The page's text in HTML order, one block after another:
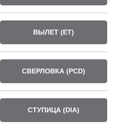
ВЫЛЕТ (ET)
СВЕРЛОВКА (PCD)
СТУПИЦА (DIA)